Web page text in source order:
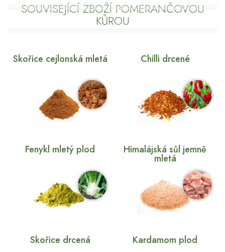
SOUVISEJÍCÍ ZBOŽÍ POMERANČOVOU
KŮROU
Skořice cejlonská mletá Chilli drcené
Fenykl mletý plod Himalájská sůl jemně
mletá
Skořice drcená Kardamom plod